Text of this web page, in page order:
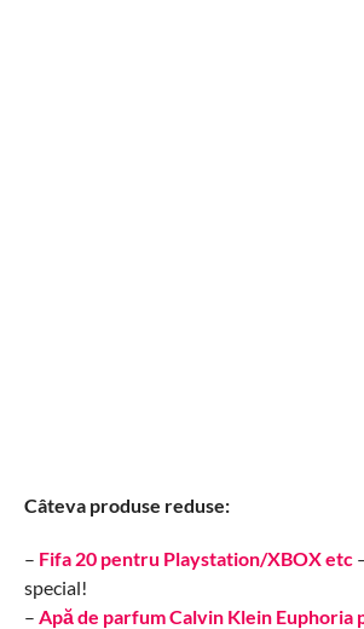
Câteva produse reduse:
– Fifa 20 pentru Playstation/XBOX etc
special!
– Apă de parfum Calvin Klein Euphoria